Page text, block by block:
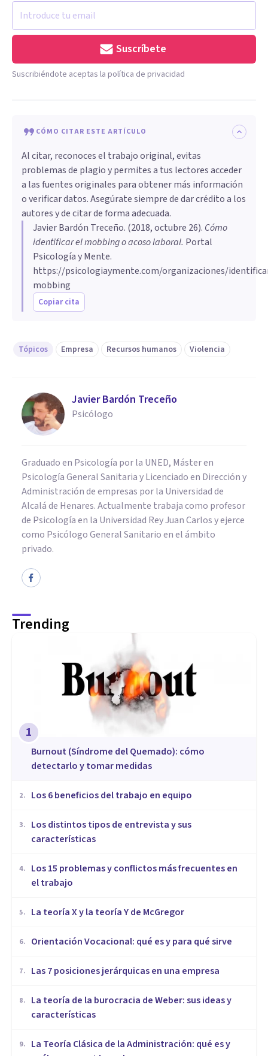
Suscríbete
Suscribiéndote aceptas la política de privacidad
CÓMO CITAR ESTE ARTÍCULO
Al citar, reconoces el trabajo original, evitas
problemas de plagio y permites a tus lectores acceder
a las fuentes originales para obtener más información
o verificar datos. Asegúrate siempre de dar crédito a los
autores y de citar de forma adecuada.
Javier Bardón Treceño. (2018, octubre 26). Cómo
identificar el mobbing o acoso laboral. Portal
Psicología y Mente.
https://psicologiaymente.com/organizaciones/
mobbing
Copiar cita
Tópicos Empresa Recursos humanos Violencia
Javier Bardón Treceño
Psicólogo
Graduado en Psicología por la UNED, Máster en
Psicología General Sanitaria y Licenciado en Dirección y
Administración de empresas por la Universidad de
Alcalá de Henares. Actualmente trabaja como profesor
de Psicología en la Universidad Rey Juan Carlos y ejerce
como Psicólogo General Sanitario en el ámbito
privado.
Trending
1
Burnout (Síndrome del Quemado): cómo
detectarlo y tomar medidas
2. ​Los 6 beneficios del trabajo en equipo
3.
​Los distintos tipos de entrevista y sus
características
4.
​Los 15 problemas y conflictos más frecuentes en
el trabajo
5. La teoría X y la teoría Y de McGregor
6. Orientación Vocacional: qué es y para qué sirve
7. Las 7 posiciones jerárquicas en una empresa
8.
La teoría de la burocracia de Weber: sus ideas y
características
9.
La Teoría Clásica de la Administración: qué es y